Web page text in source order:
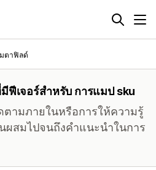
มตาฟิลด์
ฟีเจอร์สำหรับ การแมป sku
ามภายในหรือการให้ความรู้
ผสมไปจนถึงคำแนะนำในการ